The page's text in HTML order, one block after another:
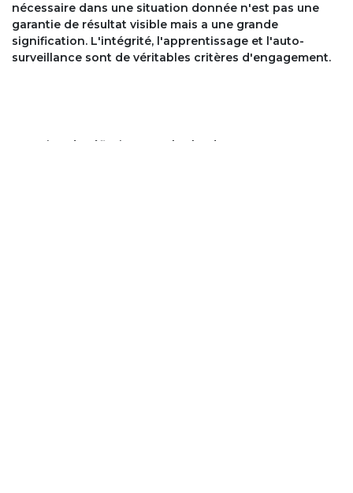
nécessaire dans une situation donnée n'est pas une
garantie de résultat visible mais a une grande
signification. L'intégrité, l'apprentissage et l'auto-
surveillance sont de véritables critères d'engagement.
Question de réflexion pour les leaders :